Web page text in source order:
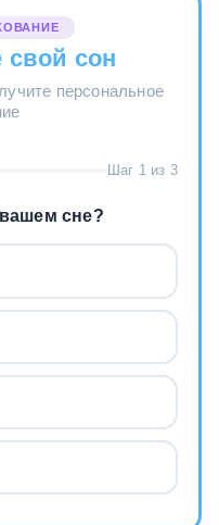
сон
персональное
Шаг 1 из 3
сне?